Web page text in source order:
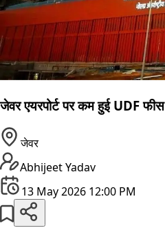
जेवर एयरपोर्ट पर कम हुई UDF फीस
जेवर
Abhijeet Yadav
13 May 2026 12:00 PM